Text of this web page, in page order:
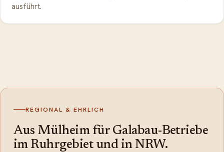
ausführt.
REGIONAL & EHRLICH
Aus Mülheim für Galabau-Betriebe
im Ruhrgebiet und in NRW.